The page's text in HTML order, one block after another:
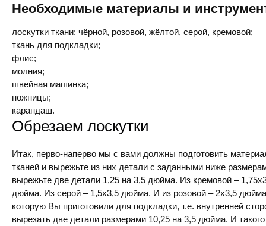
Необходимые материалы и
лоскутки ткани: чёрной, розовой, жёлтой, серой, кремовой;
ткань для подкладки;
флис;
молния;
швейная машинка;
ножницы;
карандаш.
Обрезаем лоскутки
Итак, перво-наперво мы с вами должны подготовить
тканей и вырежьте из них детали с заданными ниже
вырежьте две детали 1,25 на 3,5 дюйма. Из кремовой –
дюйма. Из серой – 1,5х3,5 дюйма. И из розовой – 2х3,5
которую Вы приготовили для подкладки, т.е. внутренней
вырезать две детали размерами 10,25 на 3,5 дюйма. И